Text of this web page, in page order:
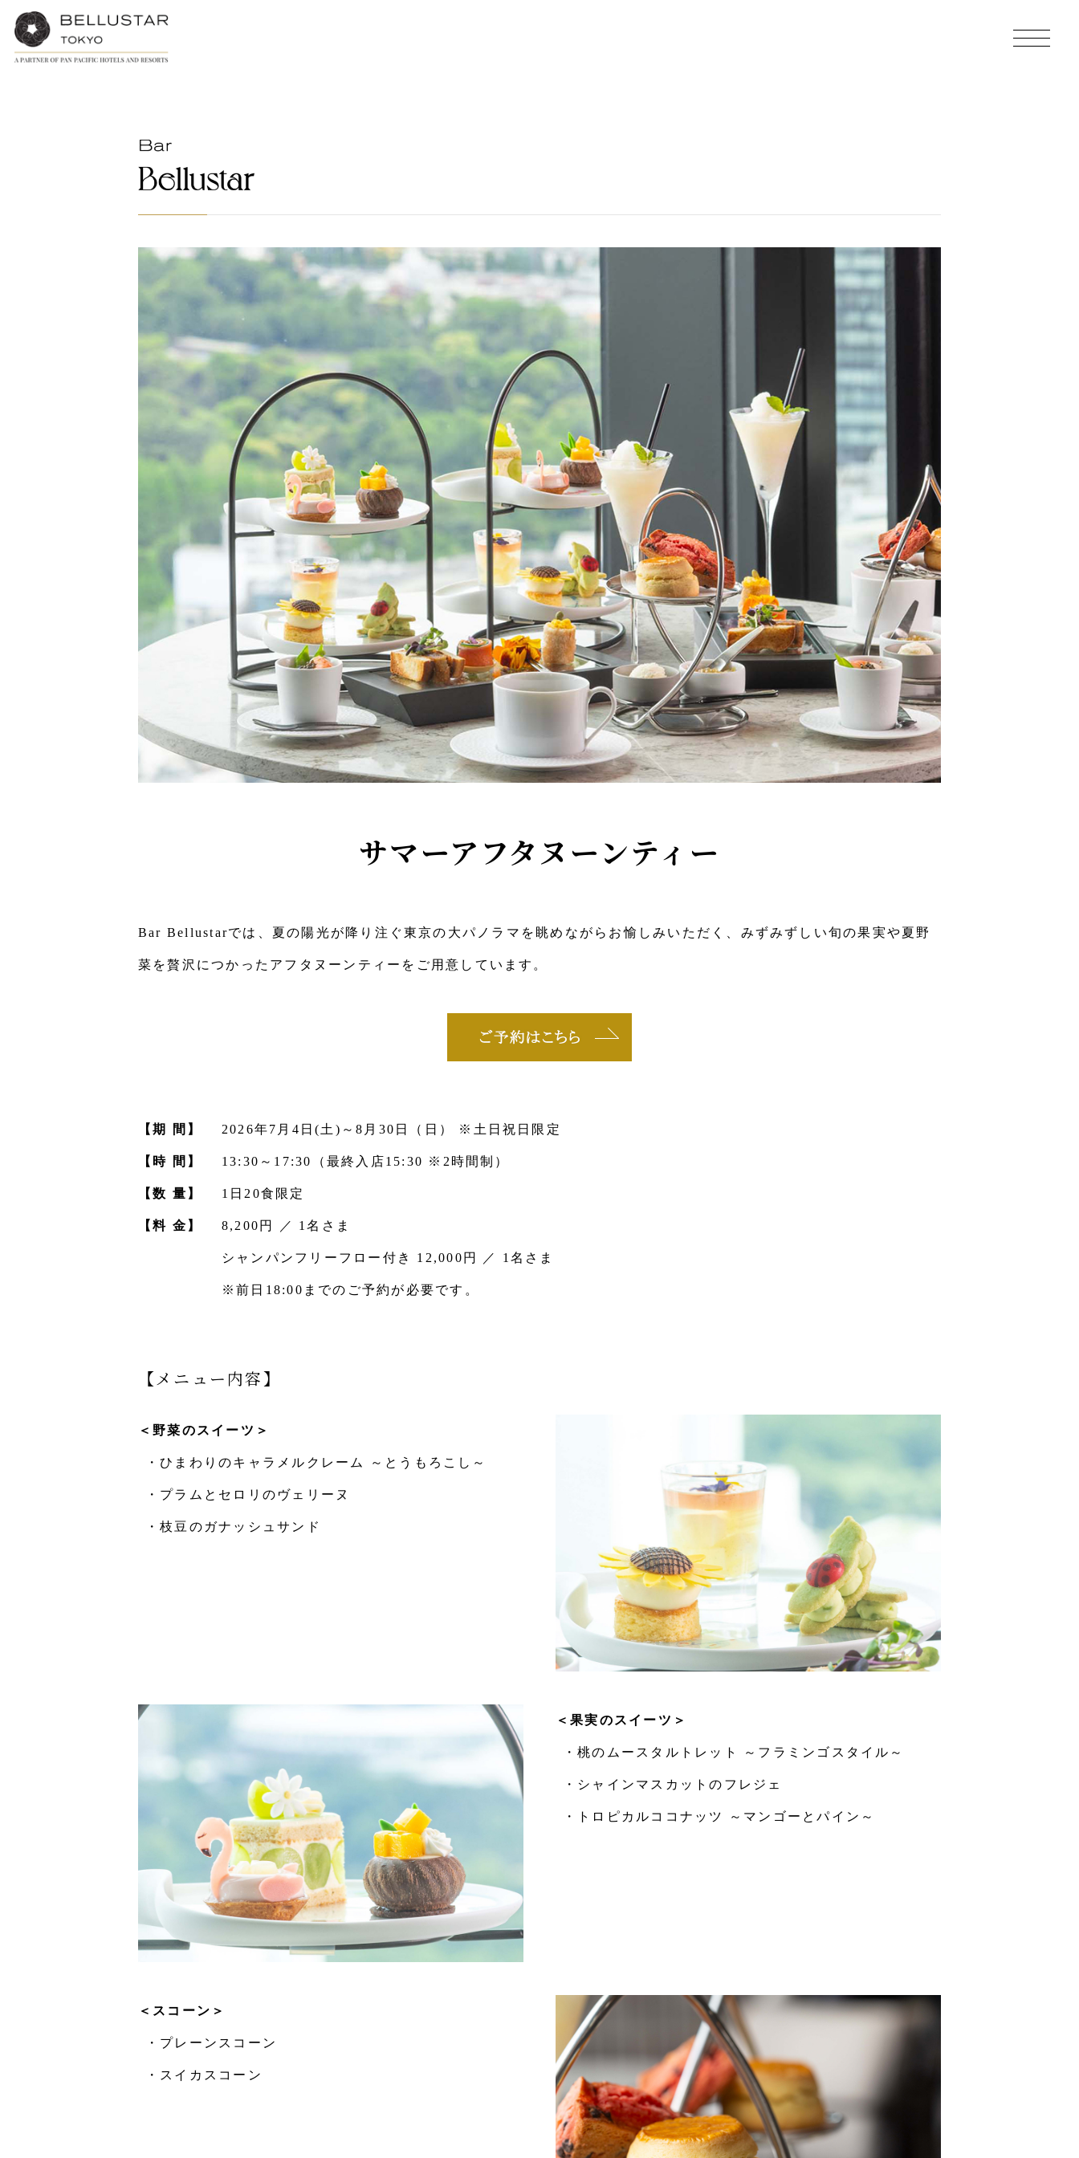
サマーアフタヌーンティー
Bar Bellustarでは、夏の陽光が降り注ぐ東京の大パノラマを眺めながらお愉しみいただく、みずみずしい旬の果実や夏野
菜を贅沢につかったアフタヌーンティーをご用意しています。
【期 間】 2026年7月4日(土)～8月30日（日） ※土日祝日限定
【時 間】 13:30～17:30（最終入店15:30 ※2時間制）
【数 量】 1日20食限定
【料 金】 8,200円 ／ 1名さま
シャンパンフリーフロー付き 12,000円 ／ 1名さま
※前日18:00までのご予約が必要です。
【メニュー内容】
＜野菜のスイーツ＞
・ひまわりのキャラメルクレーム ～とうもろこし～
・プラムとセロリのヴェリーヌ
・枝豆のガナッシュサンド
＜果実のスイーツ＞
・桃のムースタルトレット ～フラミンゴスタイル～
・シャインマスカットのフレジェ
・トロピカルココナッツ ～マンゴーとパイン～
＜スコーン＞
・プレーンスコーン
・スイカスコーン